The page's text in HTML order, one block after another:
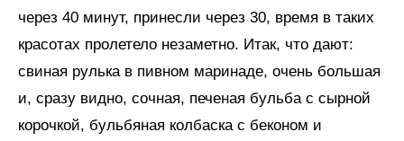
через 40 минут, принесли через 30, время в таких
красотах пролетело незаметно. Итак, что дают:
свиная рулька в пивном маринаде, очень большая
и, сразу видно, сочная, печеная бульба с сырной
корочкой, бульбяная колбаска с беконом и